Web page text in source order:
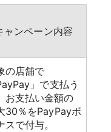
ャンペーン内容
の店舗で
」で支払う
お支払い金額の
30％をPayPayボ
スで付与。